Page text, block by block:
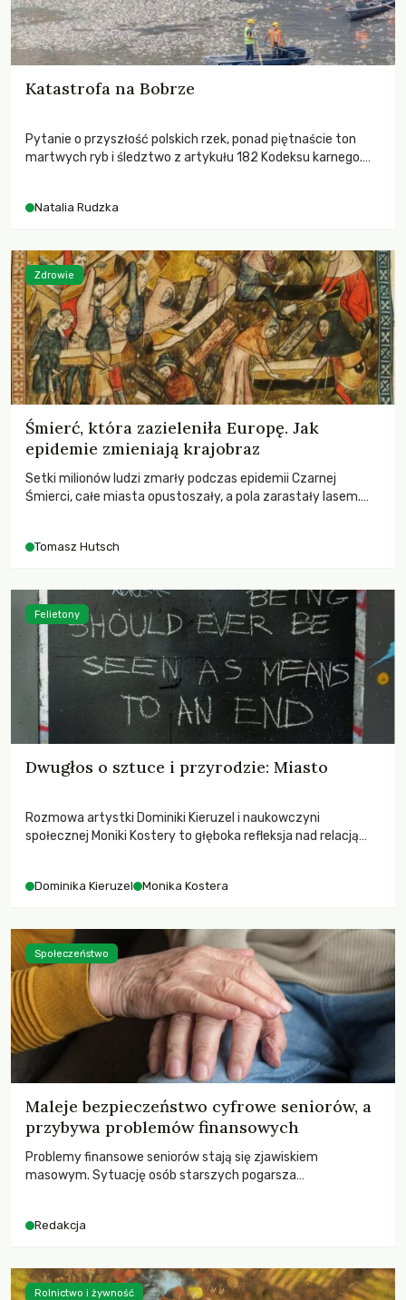
Katastrofa na Bobrze
Pytanie o przyszłość polskich rzek, ponad piętnaście ton
martwych ryb i śledztwo z artykułu 182 Kodeksu karnego.
zdarzeń prowadzących do biologicznej śmierci rzeki.
Natalia Rudzka
Śmierć, która zazieleniła Europę. Jak
epidemie zmieniają krajobraz
Setki milionów ludzi zmarły podczas epidemii Czarnej
Śmierci, całe miasta opustoszały, a pola zarastały lasem.
największych katastrof w swoich dziejach.
Tomasz Hutsch
Zdrowie
Dwugłos o sztuce i przyrodzie: Miasto
Rozmowa artystki Dominiki Kieruzel i naukowczyni
społecznej Moniki Kostery to głęboka refleksja nad relacją
Dominika Kieruzel Monika Kostera
Felietony
Maleje bezpieczeństwo cyfrowe seniorów, a
przybywa problemów finansowych
Problemy finansowe seniorów stają się zjawiskiem
masowym. Sytuację osób starszych pogarsza
Redakcja
Społeczeństwo
Rolnictwo i żywność